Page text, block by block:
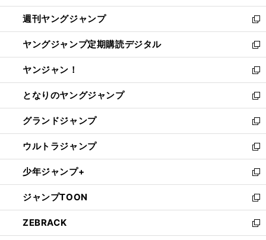
開
く
ウ
で
開
く
ン
ド
ウ
で
開
く
ウ
ィ
ン
ド
ウ
で
開
く
週刊ヤングジャンプ
新
し
い
ウ
ィ
ン
ド
ウ
で
開
く
ヤングジャンプ定期購読デジタル
新
し
い
ウ
ィ
ン
ド
ウ
で
開
く
ヤンジャン！
新
し
い
ウ
ィ
ン
ド
ウ
で
開
く
となりのヤングジャンプ
新
し
い
ウ
ィ
ン
ド
ウ
で
開
く
グランドジャンプ
新
し
い
ウ
ィ
ン
ド
ウ
で
開
ウルトラジャンプ
新
し
い
ウ
ィ
ン
ド
ウ
少年ジャンプ+
新
し
い
ウ
ィ
ン
ジャンプTOON
新
し
い
ウ
ZEBRACK
新
し